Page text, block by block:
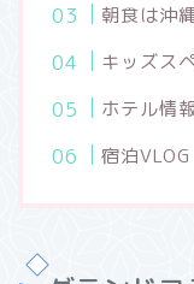
朝食は沖
キッズス
ホテル情
宿泊VLOG